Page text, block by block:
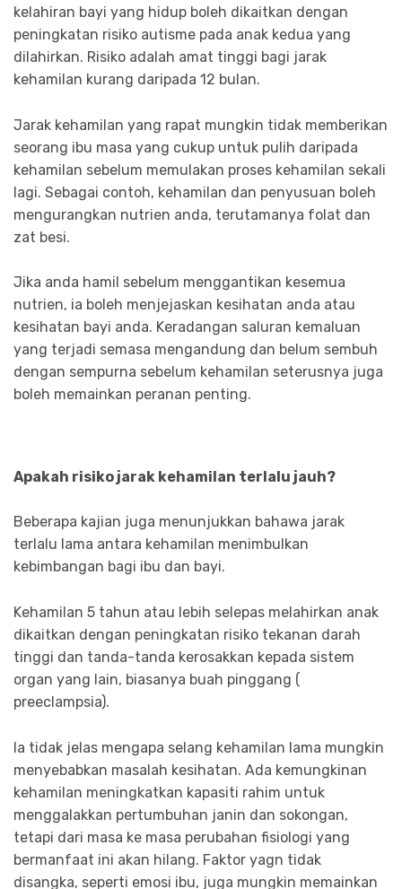
kelahiran bayi yang hidup boleh dikaitkan dengan
peningkatan risiko autisme pada anak kedua yang
dilahirkan. Risiko adalah amat tinggi bagi jarak
kehamilan kurang daripada 12 bulan.
Jarak kehamilan yang rapat mungkin tidak memberikan
seorang ibu masa yang cukup untuk pulih daripada
kehamilan sebelum memulakan proses kehamilan sekali
lagi. Sebagai contoh, kehamilan dan penyusuan boleh
mengurangkan nutrien anda, terutamanya folat dan
zat besi.
Jika anda hamil sebelum menggantikan kesemua
nutrien, ia boleh menjejaskan kesihatan anda atau
kesihatan bayi anda. Keradangan saluran kemaluan
yang terjadi semasa mengandung dan belum sembuh
dengan sempurna sebelum kehamilan seterusnya juga
boleh memainkan peranan penting.
Apakah risiko jarak kehamilan terlalu jauh?
Beberapa kajian juga menunjukkan bahawa jarak
terlalu lama antara kehamilan menimbulkan
kebimbangan bagi ibu dan bayi.
Kehamilan 5 tahun atau lebih selepas melahirkan anak
dikaitkan dengan peningkatan risiko tekanan darah
tinggi dan tanda-tanda kerosakkan kepada sistem
organ yang lain, biasanya buah pinggang (
preeclampsia).
Ia tidak jelas mengapa selang kehamilan lama mungkin
menyebabkan masalah kesihatan. Ada kemungkinan
kehamilan meningkatkan kapasiti rahim untuk
menggalakkan pertumbuhan janin dan sokongan,
tetapi dari masa ke masa perubahan fisiologi yang
bermanfaat ini akan hilang. Faktor yagn tidak
disangka, seperti emosi ibu, juga mungkin memainkan